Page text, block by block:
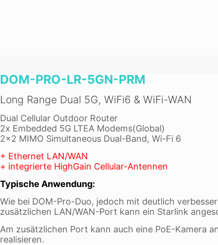
DOM-PRO-LR-5GN-PRM
Long Range Dual 5G, WiFi6 & WiFi-WAN
Dual Cellular Outdoor Router
2x Embedded 5G LTEA Modems(Global)
2×2 MIMO Simultaneous Dual-Band, Wi-Fi 6
+ Ethernet LAN/WAN
+ integrierte HighGain Cellular-Antennen
Typische Anwendung:
Wie bei DOM-Pro-Duo, jedoch mit deutlich
zusätzlichen LAN/WAN-Port kann ein Starlink
Am zusätzlichen Port kann auch eine PoE-Kamera
realisieren.